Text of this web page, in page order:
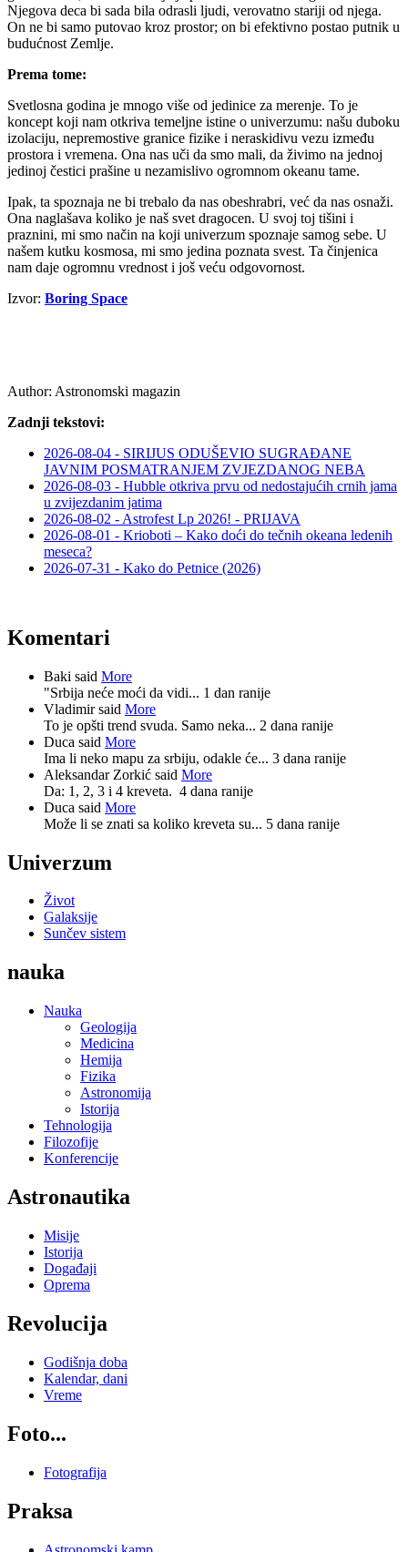
Njegova deca bi sada bila odrasli ljudi, verovatno stariji od njega.
On ne bi samo putovao kroz prostor; on bi efektivno postao putnik u
budućnost Zemlje.
Prema tome:
Svetlosna godina je mnogo više od jedinice za merenje. To je
koncept koji nam otkriva temeljne istine o univerzumu: našu duboku
izolaciju, nepremostive granice fizike i neraskidivu vezu između
prostora i vremena. Ona nas uči da smo mali, da živimo na jednoj
jedinoj čestici prašine u nezamislivo ogromnom okeanu tame.
Ipak, ta spoznaja ne bi trebalo da nas obeshrabri, već da nas osnaži.
Ona naglašava koliko je naš svet dragocen. U svoj toj tišini i
praznini, mi smo način na koji univerzum spoznaje samog sebe. U
našem kutku kosmosa, mi smo jedina poznata svest. Ta činjenica
nam daje ogromnu vrednost i još veću odgovornost.
Izvor: Boring Space
Author: Astronomski magazin
Zadnji tekstovi:
2026-08-04 - SIRIJUS ODUŠEVIO SUGRAĐANE
JAVNIM POSMATRANJEM ZVJEZDANOG NEBA
2026-08-03 - Hubble otkriva prvu od nedostajućih crnih jama
u zvijezdanim jatima
2026-08-02 - Astrofest Lp 2026! - PRIJAVA
2026-08-01 - Krioboti – Kako doći do tečnih okeana ledenih
meseca?
2026-07-31 - Kako do Petnice (2026)
Komentari
Baki said More
"Srbija neće moći da vidi... 1 dan ranije
Vladimir said More
To je opšti trend svuda. Samo neka... 2 dana ranije
Duca said More
Ima li neko mapu za srbiju, odakle će... 3 dana ranije
Aleksandar Zorkić said More
Da: 1, 2, 3 i 4 kreveta. 4 dana ranije
Duca said More
Može li se znati sa koliko kreveta su... 5 dana ranije
Univerzum
Život
Galaksije
Sunčev sistem
nauka
Nauka
Geologija
Medicina
Hemija
Fizika
Astronomija
Istorija
Tehnologija
Filozofije
Konferencije
Astronautika
Misije
Istorija
Događaji
Oprema
Revolucija
Godišnja doba
Kalendar, dani
Vreme
Foto...
Fotografija
Praksa